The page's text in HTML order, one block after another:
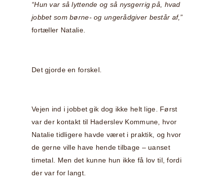
“Hun var så lyttende og så nysgerrig på, hvad
jobbet som børne- og ungerådgiver består af,”
fortæller Natalie.
Det gjorde en forskel.
Vejen ind i jobbet gik dog ikke helt lige. Først
var der kontakt til Haderslev Kommune, hvor
Natalie tidligere havde været i praktik, og hvor
de gerne ville have hende tilbage – uanset
timetal. Men det kunne hun ikke få lov til, fordi
der var for langt.